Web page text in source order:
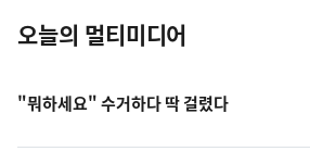
오늘의 멀티미디어
"뭐하세요" 수거하다 딱 걸렸다